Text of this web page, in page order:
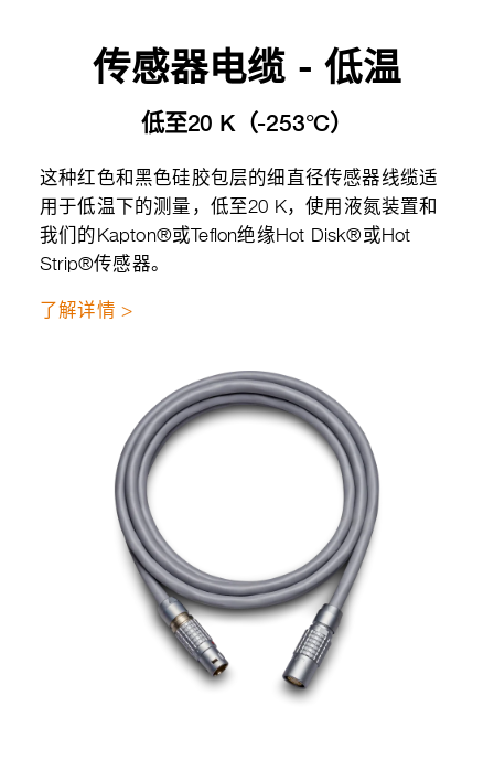
传感器电缆 - 低温
低至20 K（-253°C）
这种红色和黑色硅胶包层的细直径传感器线缆适
用于低温下的测量，低至20 K，使用液氮装置和
我们的Kapton®或Teflon绝缘Hot Disk®或Hot
Strip®传感器。
了解详情 >